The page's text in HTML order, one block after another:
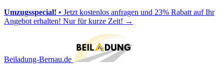
Umzugsspecial! • Jetzt kostenlos anfragen und 23% Rabatt auf Ihr
Angebot erhalten! Nur für kurze Zeit! →
Beiladung-Bernau.de